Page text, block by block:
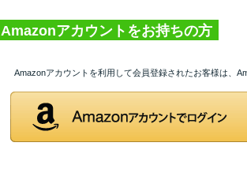
Amazonアカウントをお持ちの方
Amazonアカウントを利用して会員登録されたお客様は、